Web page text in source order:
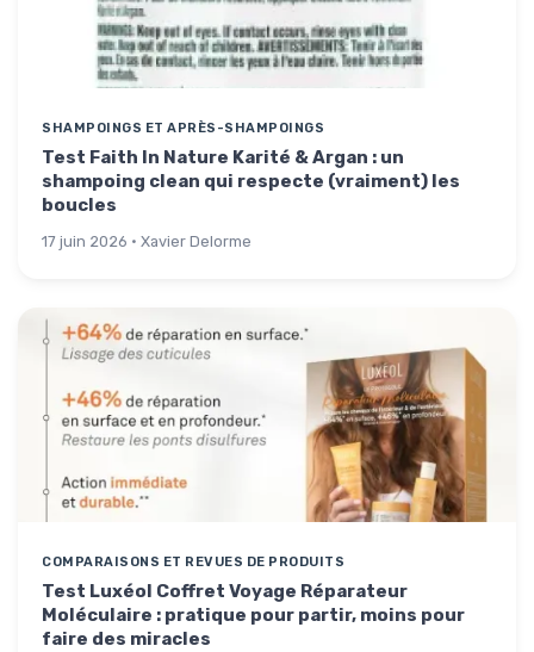
SHAMPOINGS ET APRÈS-SHAMPOINGS
Test Faith In Nature Karité & Argan : un
shampoing clean qui respecte (vraiment) les
boucles
17 juin 2026 · Xavier Delorme
COMPARAISONS ET REVUES DE PRODUITS
Test Luxéol Coffret Voyage Réparateur
Moléculaire : pratique pour partir, moins pour
faire des miracles